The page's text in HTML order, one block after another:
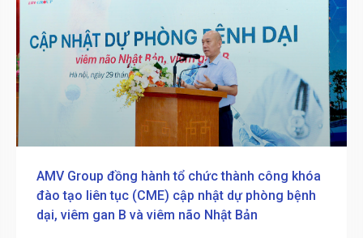
AMV Group đồng hành tổ chức thành công khóa
đào tạo liên tục (CME) cập nhật dự phòng bệnh
dại, viêm gan B và viêm não Nhật Bản